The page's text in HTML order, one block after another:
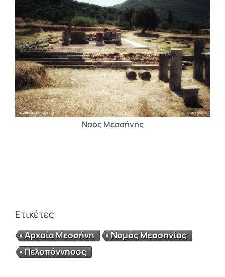
Ναός Μεσσήνης
Ετικέτες
Αρχαία Μεσσήνη
Νομός Μεσσηνίας
Πελοπόννησος